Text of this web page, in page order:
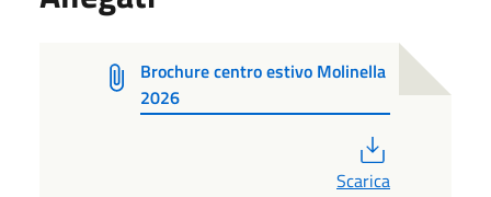
Brochure centro estivo Molinella
2026
Scarica